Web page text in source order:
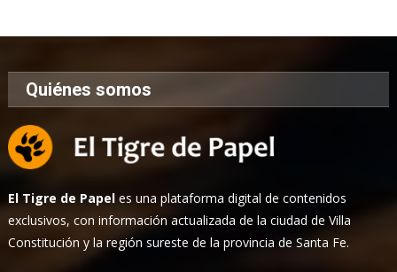
Quiénes somos
El Tigre de Papel es una plataforma digital de contenidos
exclusivos, con información actualizada de la ciudad de Villa
Constitución y la región sureste de la provincia de Santa Fe.